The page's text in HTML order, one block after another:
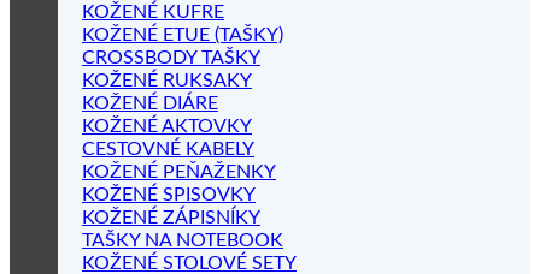
KOŽENÉ KUFRE
KOŽENÉ ETUE (TAŠKY)
CROSSBODY TAŠKY
KOŽENÉ RUKSAKY
KOŽENÉ DIÁRE
KOŽENÉ AKTOVKY
CESTOVNÉ KABELY
KOŽENÉ PEŇAŽENKY
KOŽENÉ SPISOVKY
KOŽENÉ ZÁPISNÍKY
TAŠKY NA NOTEBOOK
KOŽENÉ STOLOVÉ SETY